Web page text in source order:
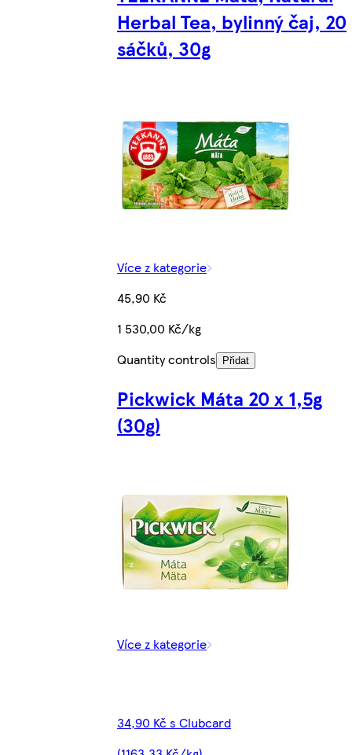
Herbal Tea, bylinný čaj, 20
sáčků, 30g
Více z kategorie
45,90 Kč
1 530,00 Kč/kg
Quantity controls
Přidat
Pickwick Máta 20 x 1,5g
(30g)
Více z kategorie
34,90 Kč s Clubcard